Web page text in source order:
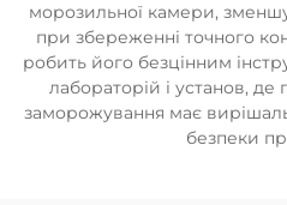
морозильної камери,
при збереженні точного
робить його безцінним
лабораторій і установ,
заморожування має
безпеки